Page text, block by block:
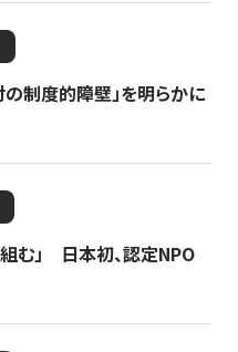
の制度的障壁」を明らかに
む」 日本初、認定NPO